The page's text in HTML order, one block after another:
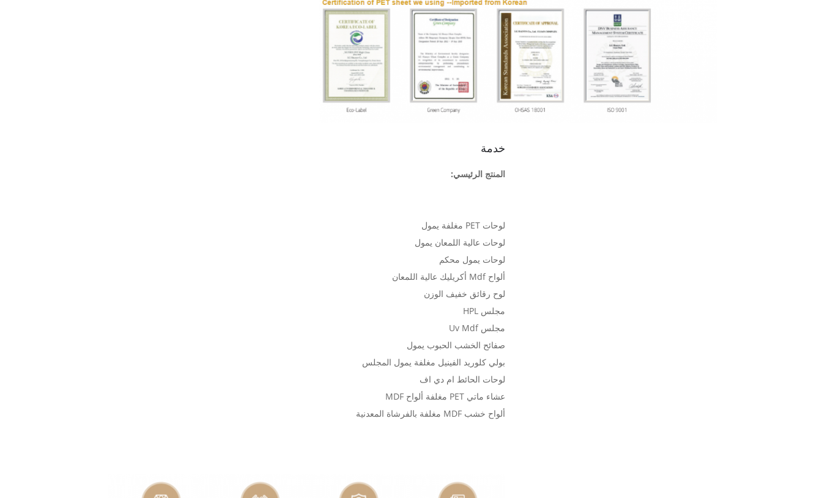
خدمة
المنتج الرئيسي:
لوحات PET مغلفة يمول
لوحات عالية اللمعان يمول
لوحات يمول محكم
ألواح Mdf أكريليك عالية اللمعان
لوح رقائق خفيف الوزن
مجلس HPL
مجلس Uv Mdf
صفائح الخشب الحبوب يمول
بولي كلوريد الفينيل مغلفة يمول المجلس
لوحات الحائط ام دي اف
عشاء ماتي PET مغلفة ألواح MDF
ألواح خشب MDF مغلفة بالفرشاة المعدنية